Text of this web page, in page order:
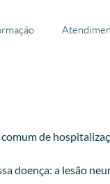
de
doença: a lesão